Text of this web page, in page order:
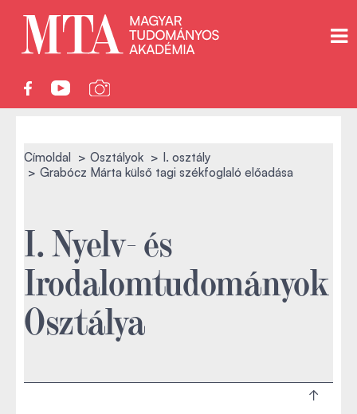
Címoldal Osztályok
I. osztály
Grabócz Márta külső tagi székfoglaló előadása
I. Nyelv- és
Irodalomtudományok
Osztálya